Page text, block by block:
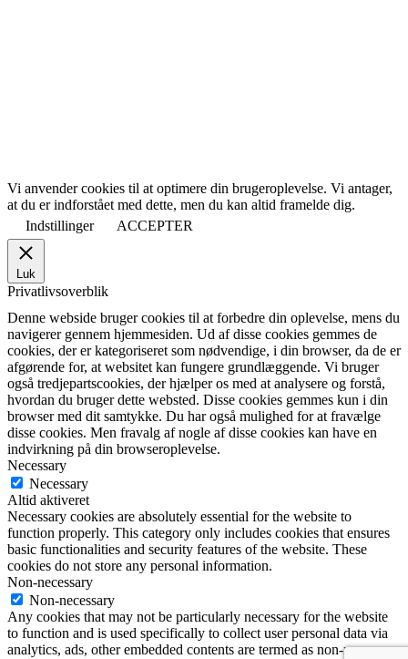
Vi anvender cookies til at optimere din brugeroplevelse. Vi antager,
at du er indforstået med dette, men du kan altid framelde dig.
Indstillinger
ACCEPTER
Luk
Privatlivsoverblik
Denne webside bruger cookies til at forbedre din oplevelse, mens du
navigerer gennem hjemmesiden. Ud af disse cookies gemmes de
cookies, der er kategoriseret som nødvendige, i din browser, da de er
afgørende for, at websitet kan fungere grundlæggende. Vi bruger
også tredjepartscookies, der hjælper os med at analysere og forstå,
hvordan du bruger dette websted. Disse cookies gemmes kun i din
browser med dit samtykke. Du har også mulighed for at fravælge
disse cookies. Men fravalg af nogle af disse cookies kan have en
indvirkning på din browseroplevelse.
Necessary
Necessary
Altid aktiveret
Necessary cookies are absolutely essential for the website to
function properly. This category only includes cookies that ensures
basic functionalities and security features of the website. These
cookies do not store any personal information.
Non-necessary
Non-necessary
Any cookies that may not be particularly necessary for the website
to function and is used specifically to collect user personal data via
analytics, ads, other embedded contents are termed as non-necessary